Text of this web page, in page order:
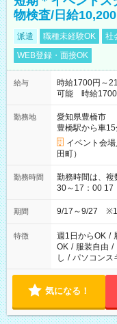
物検査/日給
派遣 職種未経験OK 社
WEB登録・面接OK
給与
時給1700円～
可能 時給1700
勤務地
愛知県豊橋市
豊橋駅から車
イベント会
田町）
勤務時間
勤務時間は、複
30～17：00
務もあります。 【休憩】60分+他休憩あり 交替で取得します。
安全面に配慮し
期間 9/17～9/27
特徴 週1日からOK /
OK / 服装自由 /
し / パソコンス
気になる！